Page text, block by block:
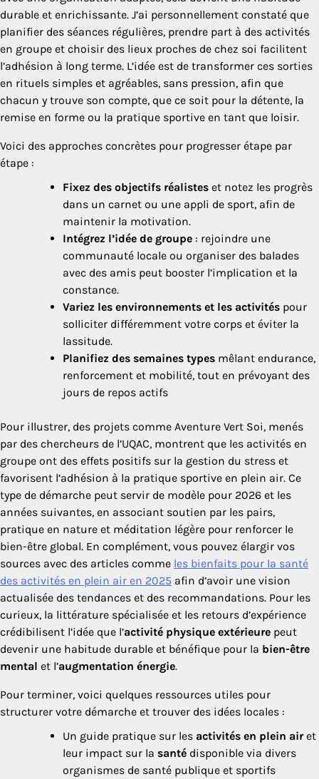
durable et enrichissante. J’ai personnellement constaté que
planifier des séances régulières, prendre part à des activités
en groupe et choisir des lieux proches de chez soi facilitent
l’adhésion à long terme. L’idée est de transformer ces sorties
en rituels simples et agréables, sans pression, afin que
chacun y trouve son compte, que ce soit pour la détente, la
remise en forme ou la pratique sportive en tant que loisir.
Voici des approches concrètes pour progresser étape par
étape :
Fixez des objectifs réalistes et notez les progrès
dans un carnet ou une appli de sport, afin de
maintenir la motivation.
Intégrez l’idée de groupe : rejoindre une
communauté locale ou organiser des balades
avec des amis peut booster l’implication et la
constance.
Variez les environnements et les activités pour
solliciter différemment votre corps et éviter la
lassitude.
Planifiez des semaines types mêlant endurance,
renforcement et mobilité, tout en prévoyant des
jours de repos actifs
Pour illustrer, des projets comme Aventure Vert Soi, menés
par des chercheurs de l’UQAC, montrent que les activités en
groupe ont des effets positifs sur la gestion du stress et
favorisent l’adhésion à la pratique sportive en plein air. Ce
type de démarche peut servir de modèle pour 2026 et les
années suivantes, en associant soutien par les pairs,
pratique en nature et méditation légère pour renforcer le
bien-être global. En complément, vous pouvez élargir vos
sources avec des articles comme les bienfaits pour la santé
des activités en plein air en 2025 afin d’avoir une vision
actualisée des tendances et des recommandations. Pour les
curieux, la littérature spécialisée et les retours d’expérience
crédibilisent l’idée que l’activité physique extérieure peut
devenir une habitude durable et bénéfique pour la bien-être
mental et l’augmentation énergie.
Pour terminer, voici quelques ressources utiles pour
structurer votre démarche et trouver des idées locales :
Un guide pratique sur les activités en plein airet
leur impact sur la santé disponible via divers
organismes de santé publique et sportifs